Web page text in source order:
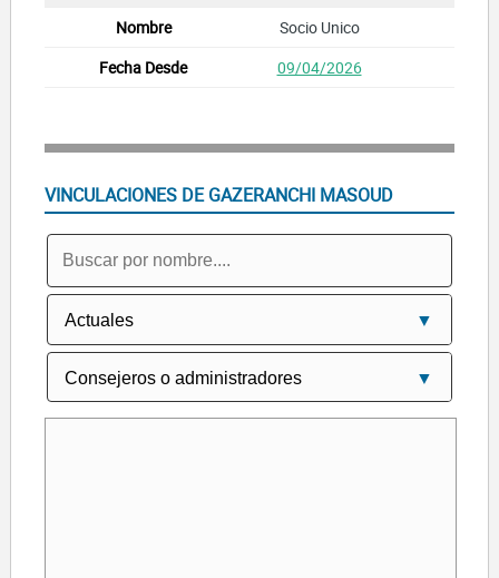
Socio Unico
09/04/2026
VINCULACIONES DE GAZERANCHI MASOUD